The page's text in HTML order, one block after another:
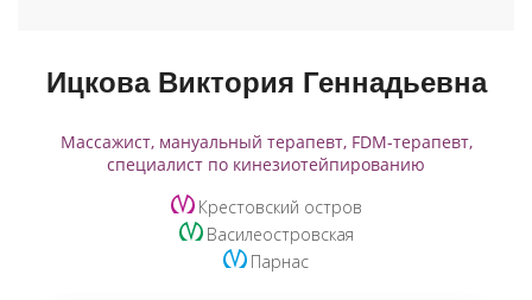
Ицкова Виктория Геннадьевна
Массажист, мануальный терапевт, FDM-терапевт,
специалист по кинезиотейпированию
Крестовский остров
Василеостровская
Парнас